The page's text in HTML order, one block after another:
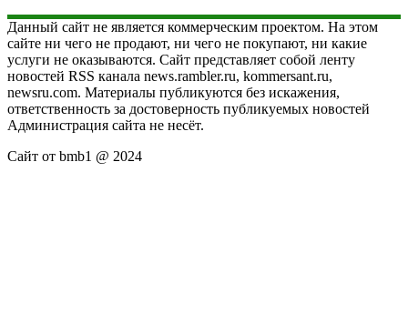
Данный сайт не является коммерческим проектом. На этом
сайте ни чего не продают, ни чего не покупают, ни какие
услуги не оказываются. Сайт представляет собой ленту
новостей RSS канала news.rambler.ru, kommersant.ru,
newsru.com. Материалы публикуются без искажения,
ответственность за достоверность публикуемых новостей
Администрация сайта не несёт.
Сайт от bmb1 @ 2024